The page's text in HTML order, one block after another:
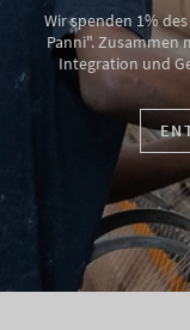
Wir spenden 1%
Panni". Zusammen
Integration und